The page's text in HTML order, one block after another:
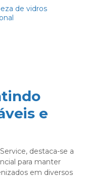
e
destaca-se a
para manter
em diversos